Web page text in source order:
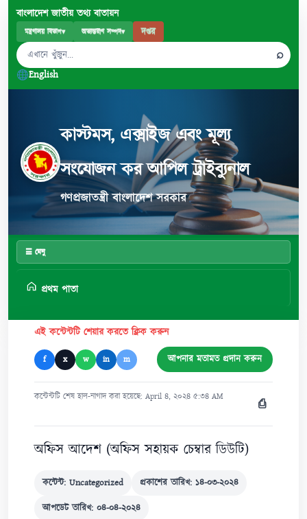
বাংলাদেশ জাতীয় তথ্য বাতায়ন
মন্ত্রণালয় বিভাগ▾ অভ্যন্তরীণ সম্পদ▾ দপ্তর
⌕
English
কাস্টমস, এক্সাইজ এবং মূল্য
সংযোজন কর আপিল ট্রাইব্যুনাল
গণপ্রজাতন্ত্রী বাংলাদেশ সরকার
☰ মেনু
প্রথম পাতা
এই কন্টেন্টটি শেয়ার করতে ক্লিক করুন
f x w in m আপনার মতামত প্রদান করুন
কন্টেন্টটি শেষ হাল-নাগাদ করা হয়েছে: April ৪, ২০২৪ ৫:৩৪ AM ⎙
অফিস আদেশ (অফিস সহায়ক চেম্বার ডিউটি)
কন্টেন্ট: Uncategorized প্রকাশের তারিখ: ১৪-০৩-২০২৪
আপডেট তারিখ: ০৪-০৪-২০২৪